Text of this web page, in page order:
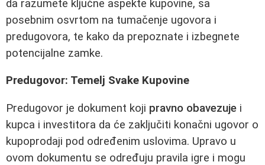
da razumete kĺjučne aspekte kupovine, sa
posebnim osvrtom na tumačenje ugovora i
predugovora, te kako da prepoznate i izbegnete
potencijalne zamke.
Predugovor: Temelj Svake Kupovine
Predugovor je dokument koji pravno obavezuje i
kupca i investitora da će zaključiti konačni ugovor o
kupoprodaji pod određenim uslovima. Upravo u
ovom dokumentu se određuju pravila igre i mogu